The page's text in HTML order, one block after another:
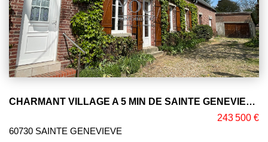
CHARMANT VILLAGE A 5 MIN DE SAINTE GENEVIEVSAINTE GENEVIEVE
243 500 €
60730 SAINTE GENEVIEVE